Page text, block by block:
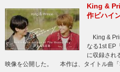
King &
作ビハイ
King &
なる1st EP
に収録され
映像を公開した。 本作は、タイトル曲